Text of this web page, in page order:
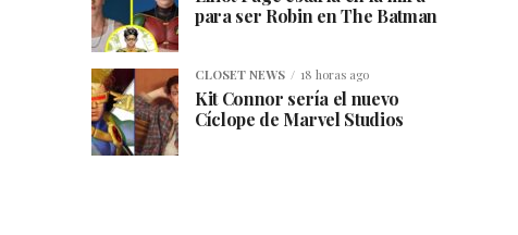
para ser Robin en The Batman
CLOSET NEWS 18 horas ago
Kit Connor sería el nuevo
Cíclope de Marvel Studios